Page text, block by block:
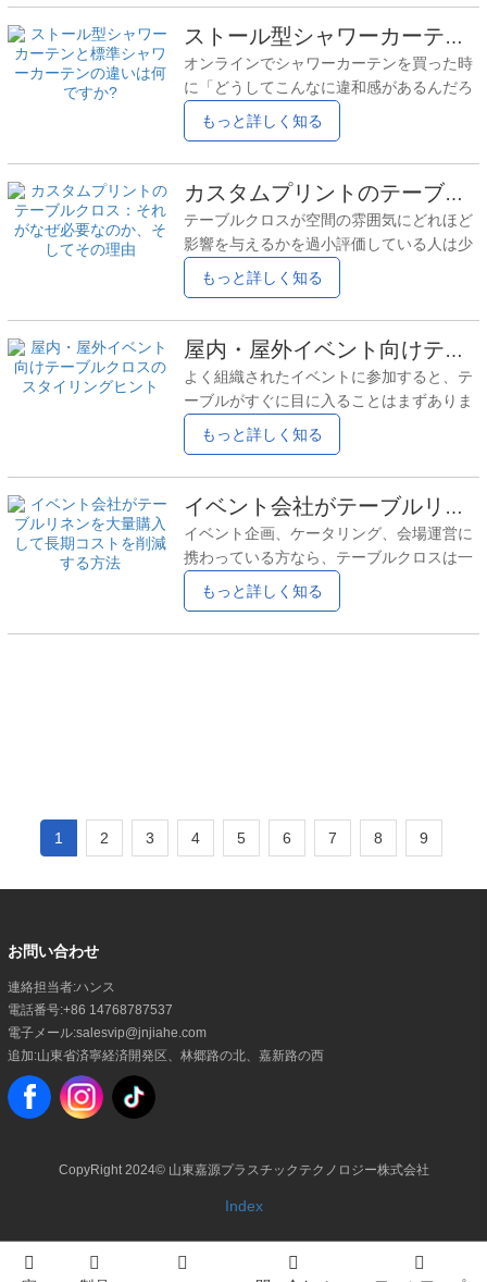
で、それほど劇的ではありません。 誤解
1：プラスチック製マットレス入り江rsは過
去のもの この考え方はどこにでも見られま
す。布製のマットレスプロテクターが普及
すると、
変わりつつあります。人々はホテルのよう
なバスルームではなく、自宅のような雰囲
気のバスルームを求めています。そこで、
カントリーシャワーカーテン静かに再び姿
を現す。 ソーシャルメディアで「トレン
ド」と呼ばれることはあまりありません。
しかし、実際に人々が購入し、使用してい
るものを見てみると、カントリースタイル
のシャワーカーテンは今でも根強く残って
います。 では、それらは今でも流行ってい
るのでしょうか？
ストール型シャワーカーテンと標準シャワーカーテンの違いは何ですか?
オンラインでシャワーカーテンを買った時
に「どうしてこんなに違和感があるんだろ
う？」と思ったことがあるなら、それはあ
なただけではありません。その混乱の多く
ます。 多くの人はシャワーカーテンはただ
のシャワーカーテンだと思っている。掛け
てしまえばそれで終わりだ。しかし、狭い
シャワースペース、特に狭いシャワーブー
スでは、その考えは通用しなくなる。通
常、シャワーカーテンという言葉はストー
ルシャワーカーテン突然、物事が本来ある
べき姿よりも複雑に感じられるようになり
ます。 それでは、セールストークは抜きに
して、ゆっくりしながら、
もっと詳しく知る
カスタムプリントのテーブルクロス：それがなぜ必要なのか、そしてその理由
テーブルクロスが空間の雰囲気にどれほど
影響を与えるかを過小評価している人は少
なくありません。テーブルクロスは単にテ
ーブルを覆うためだけのものではありませ
ッセージの一部となる、特にそれがプリン
トされたテーブルクロス。 カスタムプリン
トのテーブルクロスはどんな場面にも合う
わけではありませんが、適切な場所で使え
ば、さりげなく大きな力を発揮します。で
は、カスタムプリントのテーブルクロスが
実際に役立つ場面と、そうでない場面につ
いてお話ししましょう。 プリントテーブル
クロスの本当の効果 あプリントされたテー
ブルクロスシンプルなものでは表現できな
い、文脈を付加します。
もっと詳しく知る
屋内・屋外イベント向けテーブルクロスのスタイリングヒント
よく組織されたイベントに参加すると、テ
ーブルがすぐに目に入ることはまずありま
せん。ただ、その場しのぎの雰囲気が漂っ
ているのです。多くの場合、それはあるシ
ス。 結婚式、企業イベント、屋外パーティ
ー、展示会など、テーブルは至る所にあり
ます。人々はテーブルの周りに集まり、物
を置いたり、隣で写真を撮ったりします。
だからこそイベント用テーブルクロスたと
え誰も直接話さなくても、イベントの見た
目や感じ方が静かに形作られます。 以下
もっと詳しく知る
イベント会社がテーブルリネンを大量購入して長期コストを削減する方法
イベント企画、ケータリング、会場運営に
携わっている方なら、テーブルクロスは一
度きりの買い物ではないことをご存知でし
ょう。結婚式や宴会から企業の会議、季節
く、セットアップの一貫性とプロフェッシ
ョナルさを維持しながら、長期的な運用コ
は、
もっと詳しく知る
1 2 3 4 5 6 7 8 9
お問い合わせ
連絡担当者:ハンス
電話番号:+86 14768787537
電子メール:salesvip@jnjiahe.com
追加:山東省済寧経済開発区、林郷路の北、嘉新路の西
CopyRight 2024© 山東嘉源プラスチックテクノロジー株式会社
Index